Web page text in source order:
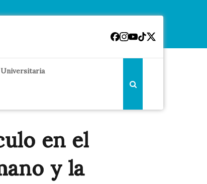
en el
y la